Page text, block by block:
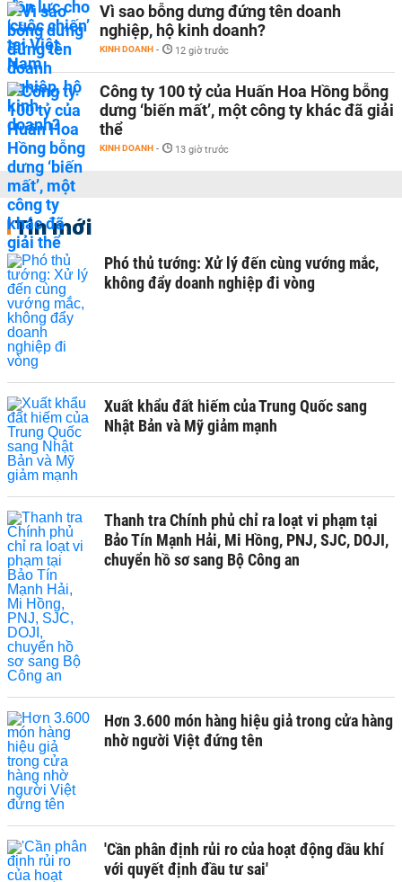
Vì sao bỗng dưng đứng tên doanh
nghiệp, hộ kinh doanh?
KINH DOANH - 12 giờ trước
Công ty 100 tỷ của Huấn Hoa Hồng bỗng
dưng ‘biến mất’, một công ty khác đã giải
thể
KINH DOANH - 13 giờ trước
Tin mới
Phó thủ tướng: Xử lý đến cùng vướng mắc,
không đẩy doanh nghiệp đi vòng
Xuất khẩu đất hiếm của Trung Quốc sang
Nhật Bản và Mỹ giảm mạnh
Thanh tra Chính phủ chỉ ra loạt vi phạm tại
Bảo Tín Mạnh Hải, Mi Hồng, PNJ, SJC, DOJI,
chuyển hồ sơ sang Bộ Công an
Hơn 3.600 món hàng hiệu giả trong cửa hàng
nhờ người Việt đứng tên
'Cần phân định rủi ro của hoạt động dầu khí
với quyết định đầu tư sai'